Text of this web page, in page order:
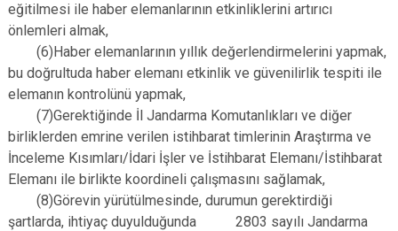
eğitilmesi ile haber elemanlarının etkinliklerini artırıcı
önlemleri almak,
(6)Haber elemanlarının yıllık değerlendirmelerini yapmak,
bu doğrultuda haber elemanı etkinlik ve güvenilirlik tespiti ile
elemanın kontrolünü yapmak,
(7)Gerektiğinde İl Jandarma Komutanlıkları ve diğer
birliklerden emrine verilen istihbarat timlerinin Araştırma ve
İnceleme Kısımları/İdari İşler ve İstihbarat Elemanı/İstihbarat
Elemanı ile birlikte koordineli çalışmasını sağlamak,
(8)Görevin yürütülmesinde, durumun gerektirdiği
şartlarda, ihtiyaç duyulduğunda 2803 sayılı Jandarma